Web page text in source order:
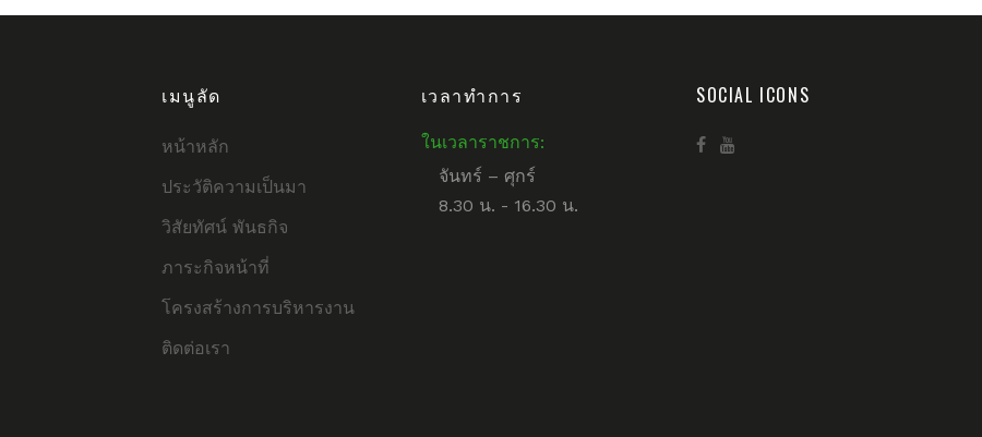
เมนูลัด
หน้าหลัก
ประวัติความเป็นมา
วิสัยทัศน์ พันธกิจ
ภาระกิจหน้าที่
โครงสร้างการบริหารงาน
ติดต่อเรา
เวลาทำการ
ในเวลาราชการ:
จันทร์ – ศุกร์
8.30 น. - 16.30 น.
SOCIAL ICONS